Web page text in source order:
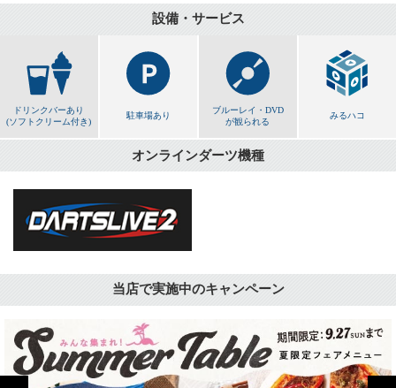
設備・サービス
ドリンクバーあり
(ソフトクリーム付き)
駐車場あり
ブルーレイ・DVD
が観られる
みるハコ
オンラインダーツ機種
当店で実施中のキャンペーン